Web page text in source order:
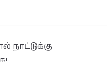
நாட்டுக்கு